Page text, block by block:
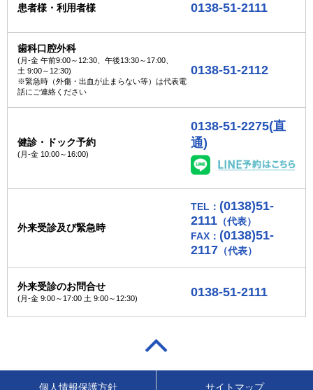
患者様・利用者様 0138-51-2111
歯科口腔外科
(月-金 午前9:00～12:30、午後13:30～17:00、
土 9:00～12:30)
※緊急時（外傷・出血が止まらない等）は代表電
話にご連絡ください
0138-51-2112
健診・ドック予約
(月-金 10:00～16:00)
0138-51-2275(直
通)
外来受診及び緊急時
TEL： (0138)51-
2111 （代表）
FAX： (0138)51-
2117 （代表）
外来受診のお問合せ
(月-金 9:00～17:00 土 9:00～12:30) 0138-51-2111
個人情報保護方針 サイトマップ